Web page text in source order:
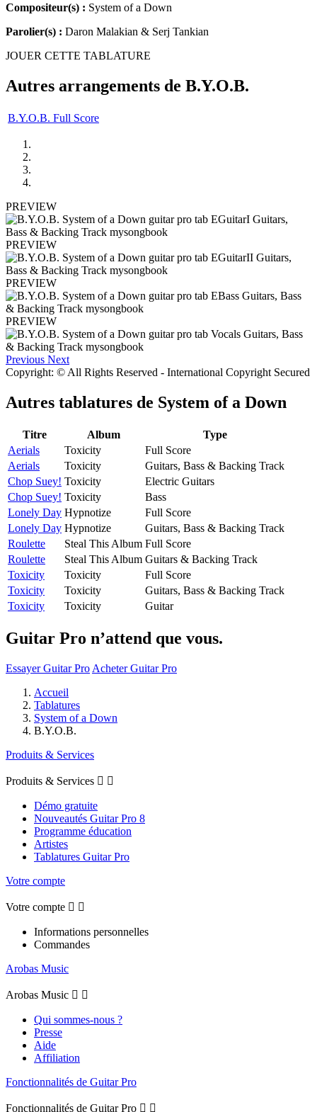
Compositeur(s) : System of a Down
Parolier(s) : Daron Malakian & Serj Tankian
JOUER CETTE TABLATURE
Autres arrangements de B.Y.O.B.
B.Y.O.B. Full Score
PREVIEW
PREVIEW
PREVIEW
PREVIEW
Previous Next
Copyright: © All Rights Reserved - International Copyright Secured
Autres tablatures de System of a Down
Titre Album
Type
Aerials
Toxicity
Full Score
Aerials
Toxicity
Guitars, Bass & Backing Track
Chop Suey! Toxicity
Electric Guitars
Chop Suey! Toxicity
Bass
Lonely Day Hypnotize
Full Score
Lonely Day Hypnotize
Guitars, Bass & Backing Track
Roulette
Steal This Album Full Score
Roulette
Steal This Album Guitars & Backing Track
Toxicity
Toxicity
Full Score
Toxicity
Toxicity
Guitars, Bass & Backing Track
Toxicity
Toxicity Guitar
Guitar Pro n’attend que vous.
Essayer Guitar Pro Acheter Guitar Pro
Accueil
Tablatures
System of a Down
B.Y.O.B.
Produits & Services
Produits & Services  
Démo gratuite
Nouveautés Guitar Pro 8
Programme éducation
Artistes
Tablatures Guitar Pro
Votre compte
Votre compte  
Informations personnelles
Commandes
Arobas Music
Arobas Music  
Qui sommes-nous ?
Presse
Aide
Affiliation
Fonctionnalités de Guitar Pro
Fonctionnalités de Guitar Pro  